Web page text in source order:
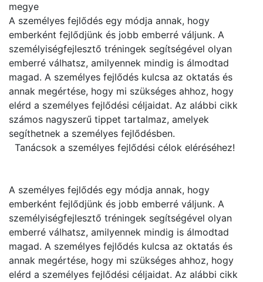
megye
A személyes fejlődés egy módja annak, hogy
emberként fejlődjünk és jobb emberré váljunk. A
személyiségfejlesztő tréningek segítségével olyan
emberré válhatsz, amilyennek mindig is álmodtad
magad. A személyes fejlődés kulcsa az oktatás és
annak megértése, hogy mi szükséges ahhoz, hogy
elérd a személyes fejlődési céljaidat. Az alábbi cikk
számos nagyszerű tippet tartalmaz, amelyek
segíthetnek a személyes fejlődésben.
Tanácsok a személyes fejlődési célok eléréséhez!
A személyes fejlődés egy módja annak, hogy
emberként fejlődjünk és jobb emberré váljunk. A
személyiségfejlesztő tréningek segítségével olyan
emberré válhatsz, amilyennek mindig is álmodtad
magad. A személyes fejlődés kulcsa az oktatás és
annak megértése, hogy mi szükséges ahhoz, hogy
elérd a személyes fejlődési céljaidat. Az alábbi cikk